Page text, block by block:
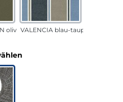
oliv VALENCIA blau-taupe